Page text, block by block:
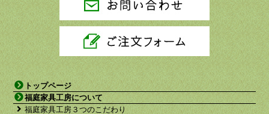
トップページ
福庭家具工房について
福庭家具工房３つのこだわり